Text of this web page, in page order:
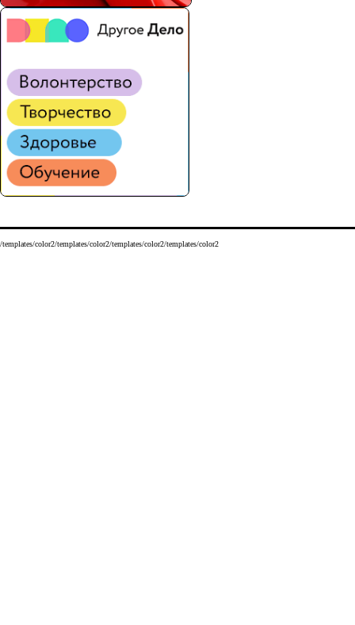
/templates/color2/templates/color2/templates/color2/templates/color2